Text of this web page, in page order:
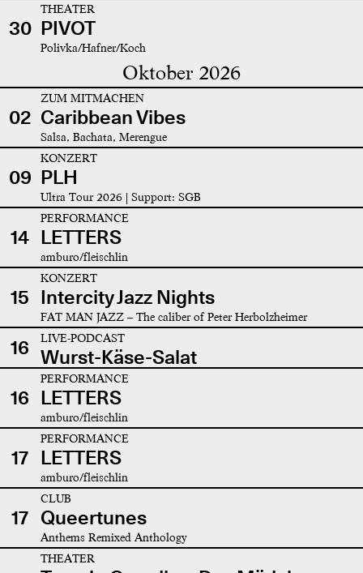
30
THEATER
PIVOT
Polivka/Hafner/Koch
Oktober 2026
02
ZUM MITMACHEN
Caribbean Vibes
Salsa, Bachata, Merengue
09
KONZERT
PLH
Ultra Tour 2026 | Support: SGB
14
PERFORMANCE
LETTERS
amburo/fleischlin
15
KONZERT
Intercity Jazz Nights
FAT MAN JAZZ – The caliber of Peter Herbolzheimer
16 LIVE-PODCAST
Wurst-Käse-Salat
16
PERFORMANCE
LETTERS
amburo/fleischlin
17
PERFORMANCE
LETTERS
amburo/fleischlin
17
CLUB
Queertunes
Anthems Remixed Anthology
THEATER